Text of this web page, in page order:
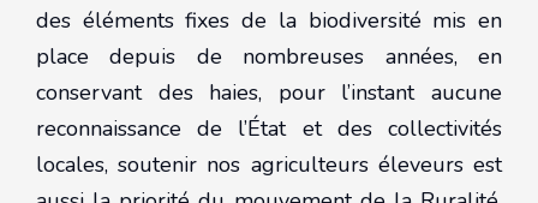
des éléments fixes de la biodiversité mis en
place depuis de nombreuses années, en
conservant des haies, pour l’instant aucune
reconnaissance de l’État et des collectivités
locales, soutenir nos agriculteurs éleveurs est